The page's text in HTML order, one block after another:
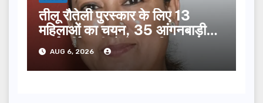
तीलू रौतेली पुरस्कार के लिए 13
महिलाओं का चयन, 35 आंगनबाड़ी
कार्यकर्तियां भी होंगी सम्मानित…
AUG 6, 2026